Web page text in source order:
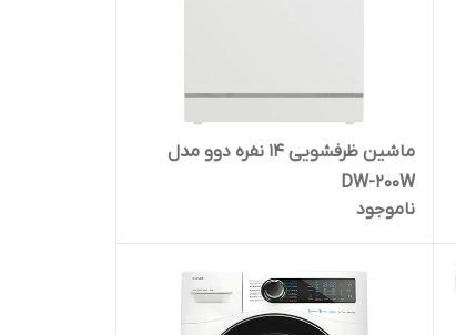
ماشین ظرفشویی 14 نفره دوو مدل
DW-200W
ناموجود